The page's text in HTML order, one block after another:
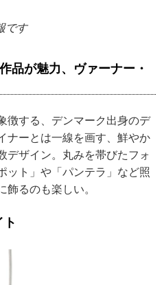
です
品が魅力、ヴァーナー・
徴する、デンマーク出身のデ
ナーとは一線を画す、鮮やか
デザイン。丸みを帯びたフォ
ット」や「パンテラ」など照
飾るのも楽しい。
ト